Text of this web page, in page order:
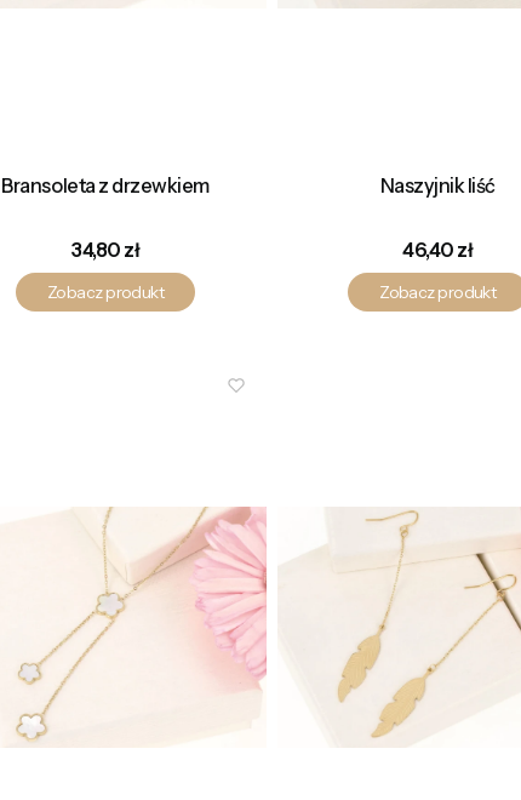
Bransoleta z drzewkiem
Cena
34,80 zł
Zobacz produkt
Naszyjnik liść
Cena
46,40 zł
Zobacz produkt